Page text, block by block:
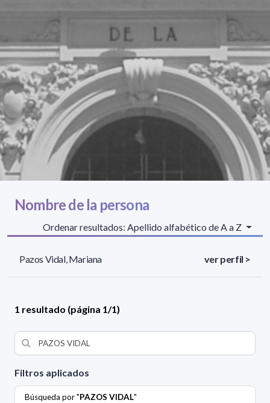
Filtros aplicados
Búsqueda por "PAZOS VIDAL"
Nombre de la persona
Ordenar resultados: Apellido alfabético de A a Z
Pazos Vidal, Mariana ver perfil >
1 resultado (página 1/1)